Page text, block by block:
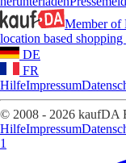
Member of
location based
DE
FR
HilfeImpressum
© 2008 - 2026 kaufDA
HilfeImpressum
1